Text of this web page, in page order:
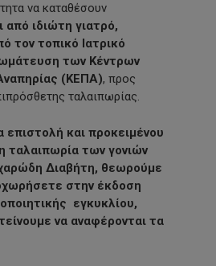
να καταθέσουν
ιδιώτη γιατρό,
τον τοπικό Ιατρικό
των Κέντρων
(ΚΕΠΑ), προς
ταλαιπωρίας.
και προκειμένου
ταλαιπωρία των γονιών
Διαβήτη, θεωρούμε
στην έκδοση
εγκυκλίου,
να αναφέρονται τα